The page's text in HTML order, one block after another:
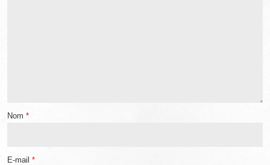
Nom *
E-mail *